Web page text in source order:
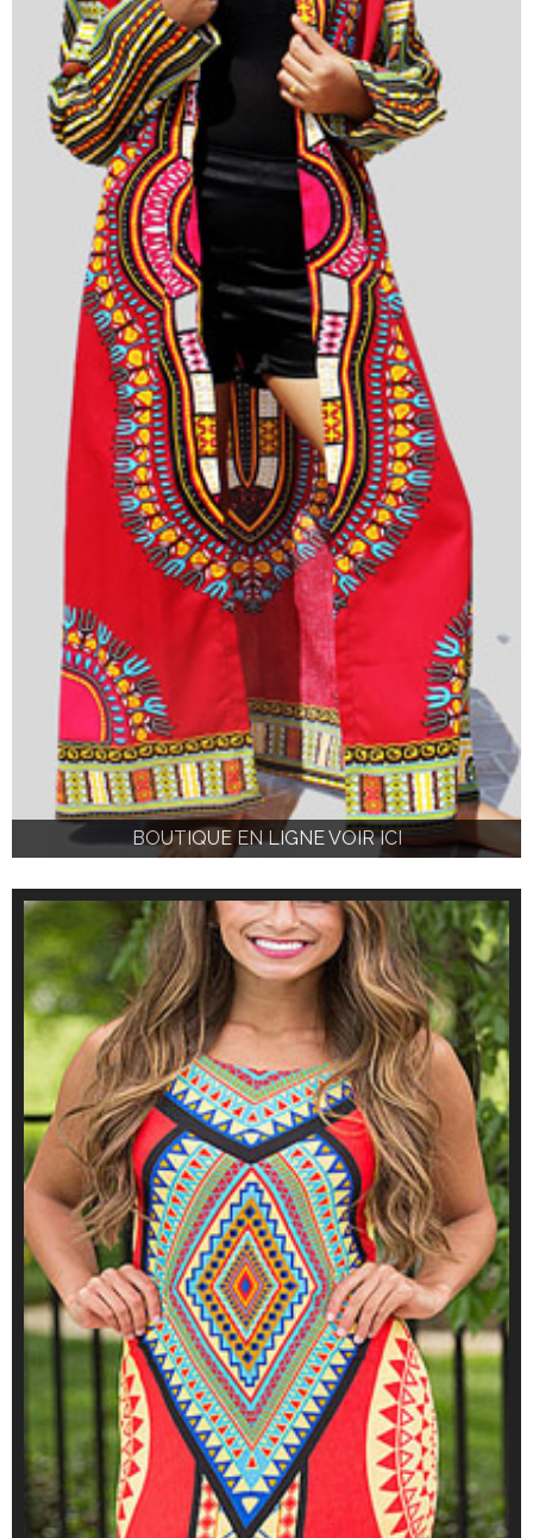
BOUTIQUE EN LIGNE VOIR ICI